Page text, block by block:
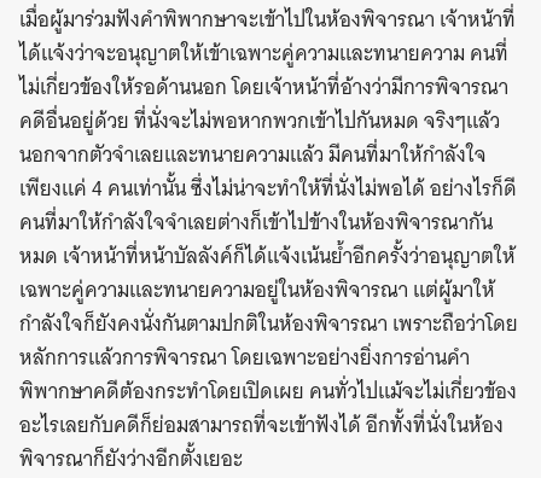
เมื่อผู้มาร่วมฟังคำพิพากษาจะเข้าไปในห้องพิจารณา เจ้าหน้าที่
ได้แจ้งว่าจะอนุญาตให้เข้าเฉพาะคู่ความและทนายความ คนที่
ไม่เกี่ยวข้องให้รอด้านนอก โดยเจ้าหน้าที่อ้างว่ามีการพิจารณา
คดีอื่นอยู่ด้วย ที่นั่งจะไม่พอหากพวกเข้าไปกันหมด จริงๆแล้ว
นอกจากตัวจำเลยและทนายความแล้ว มีคนที่มาให้กำลังใจ
เพียงแค่ 4 คนเท่านั้น ซึ่งไม่น่าจะทำให้ที่นั่งไม่พอได้ อย่างไรก็ดี
คนที่มาให้กำลังใจจำเลยต่างก็เข้าไปข้างในห้องพิจารณากัน
หมด เจ้าหน้าที่หน้าบัลลังค์ก็ได้แจ้งเน้นย้ำอีกครั้งว่าอนุญาตให้
เฉพาะคู่ความและทนายความอยู่ในห้องพิจารณา แต่ผู้มาให้
กำลังใจก็ยังคงนั่งกันตามปกติในห้องพิจารณา เพราะถือว่าโดย
หลักการแล้วการพิจารณา โดยเฉพาะอย่างยิ่งการอ่านคำ
พิพากษาคดีต้องกระทำโดยเปิดเผย คนทั่วไปแม้จะไม่เกี่ยวข้อง
อะไรเลยกับคดีก็ย่อมสามารถที่จะเข้าฟังได้ อีกทั้งที่นั่งในห้อง
พิจารณาก็ยังว่างอีกตั้งเยอะ